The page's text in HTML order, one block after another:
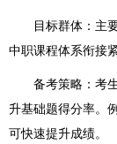
目标群体：主要
中职课程体系衔接紧
备考策略：考生
升基础题得分率。
可快速提升成绩。